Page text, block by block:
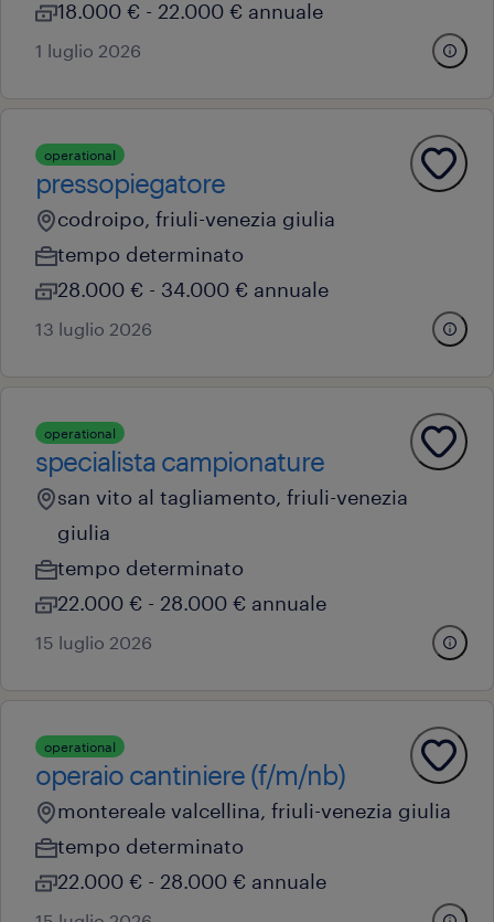
18.000 € - 22.000 € annuale
1 luglio 2026
operational
pressopiegatore
codroipo, friuli-venezia giulia
tempo determinato
28.000 € - 34.000 € annuale
13 luglio 2026
operational
specialista campionature
san vito al tagliamento, friuli-venezia
giulia
tempo determinato
22.000 € - 28.000 € annuale
15 luglio 2026
operational
operaio cantiniere (f/m/nb)
montereale valcellina, friuli-venezia giulia
tempo determinato
22.000 € - 28.000 € annuale